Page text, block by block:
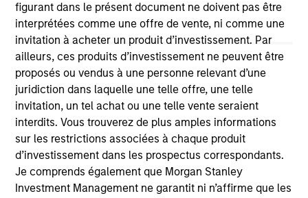
figurant dans le présent document ne doivent pas être
interprétées comme une offre de vente, ni comme une
invitation à acheter un produit d’investissement. Par
ailleurs, ces produits d’investissement ne peuvent être
proposés ou vendus à une personne relevant d’une
juridiction dans laquelle une telle offre, une telle
invitation, un tel achat ou une telle vente seraient
interdits. Vous trouverez de plus amples informations
sur les restrictions associées à chaque produit
d’investissement dans les prospectus correspondants.
Je comprends également que Morgan Stanley
Investment Management ne garantit ni n’affirme que les
Morgan Stanley
Morgan Stanley Careers